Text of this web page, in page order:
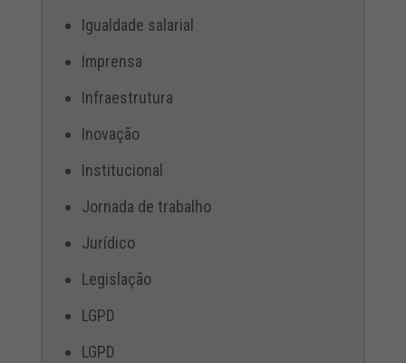
Igualdade salarial
Imprensa
Infraestrutura
Inovação
Institucional
Jornada de trabalho
Jurídico
Legislação
LGPD
LGPD